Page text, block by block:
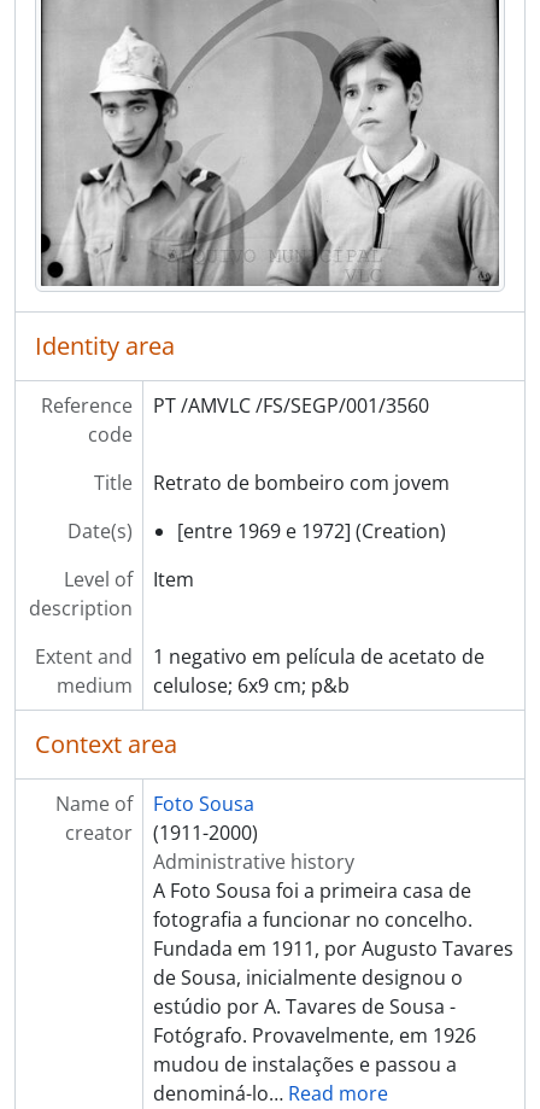
[Part] INSTITUIÇÕES
[Part] ASSOCIAÇÕES
[Part] EMPRESAS
[Series] Álbuns de fotografias
[Series] Livros de registo de clientes
Identity area
Reference
code
PT /AMVLC /FS/SEGP/001/3560
Title
Retrato de bombeiro com jovem
Date(s)
[entre 1969 e 1972] (Creation)
Level of
description
Item
Extent and
medium
1 negativo em película de acetato de
celulose; 6x9 cm; p&b
Context area
Name of
creator
Foto Sousa
(1911-2000)
Administrative history
A Foto Sousa foi a primeira casa de
fotografia a funcionar no concelho.
Fundada em 1911, por Augusto Tavares
de Sousa, inicialmente designou o
estúdio por A. Tavares de Sousa -
Fotógrafo. Provavelmente, em 1926
mudou de instalações e passou a
denominá-lo… Read more